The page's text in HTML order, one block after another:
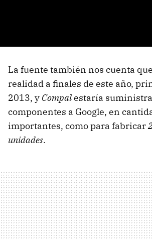
La fuente también nos cuenta
realidad a finales de este año,
2013, y Compalestaría
componentes a Google, en
importantes, como para fabricar
unidades.